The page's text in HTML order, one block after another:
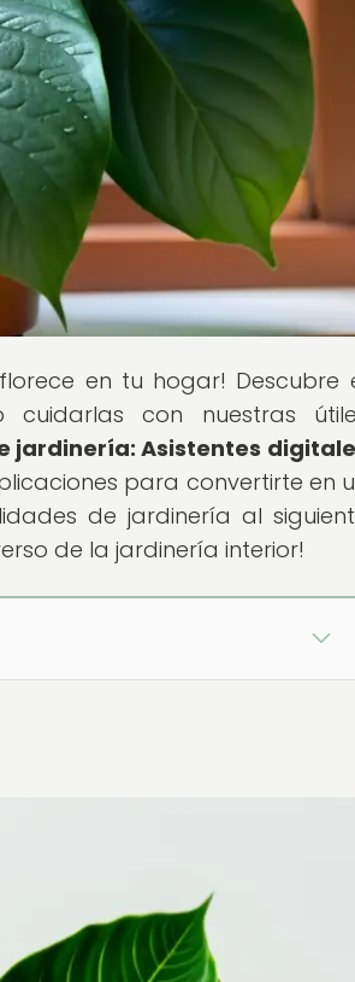
en tu hogar! Descubre
con nuestras
jardinería: Asistentes
para convertirte en
de jardinería al
de la jardinería interior!